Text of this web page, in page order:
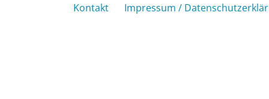
Kontakt Impressum /